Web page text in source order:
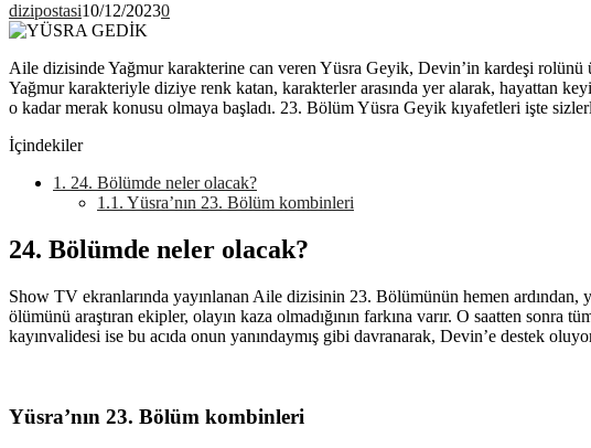
dizipostasi10/12/20230
Aile dizisinde Yağmur karakterine can veren Yüsra Geyik, Devin’in kardeşi
Yağmur karakteriyle diziye renk katan, karakterler arasında yer alarak, hayattan
o kadar merak konusu olmaya başladı. 23. Bölüm Yüsra Geyik kıyafetleri işte
İçindekiler
1. 24. Bölümde neler olacak?
1.1. Yüsra’nın 23. Bölüm kombinleri
24. Bölümde neler olacak?
Show TV ekranlarında yayınlanan Aile dizisinin 23. Bölümünün hemen ardından,
ölümünü araştıran ekipler, olayın kaza olmadığının farkına varır. O saatten
kayınvalidesi ise bu acıda onun yanındaymış gibi davranarak, Devin’e destek
Yüsra’nın 23. Bölüm kombinleri